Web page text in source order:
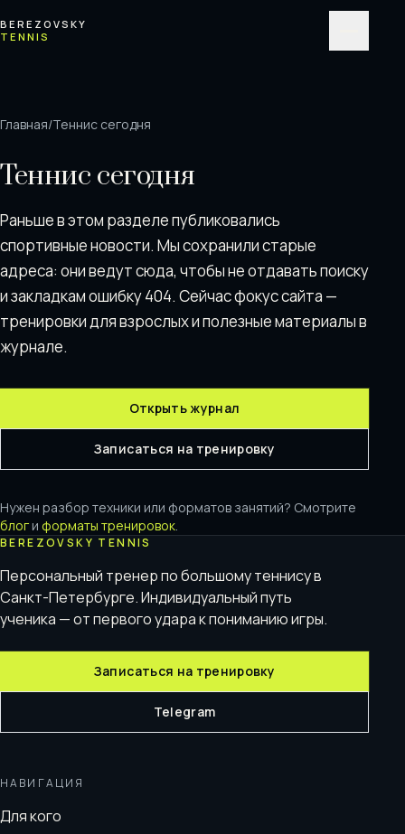
BEREZOVSKY
TENNIS
Главная/Теннис сегодня
Теннис сегодня
Раньше в этом разделе публиковались
спортивные новости. Мы сохранили старые
адреса: они ведут сюда, чтобы не отдавать поискy
и закладкам ошибку 404. Сейчас фокус сайта —
тренировки для взрослых и полезные материалы в
журнале.
Открыть журнал
Записаться на тренировку
Нужен разбор техники или форматов занятий? Смотрите
блог и форматы тренировок.
BEREZOVSKY TENNIS
Персональный тренер по большому теннису в
Санкт-Петербурге. Индивидуальный путь
ученика — от первого удара к пониманию игры.
Записаться на тренировку
Telegram
НАВИГАЦИЯ
Для кого